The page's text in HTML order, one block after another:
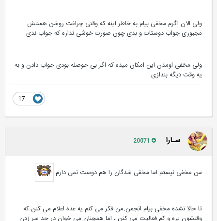
ولی الان اگرم مخفی بیام به خاطر اینه که وقتی چراغت روشن هستش
مجبوری جواب دوستات و بدی چون صورت خوشی نداره که جواب ندی
ولی مخفی اومدن این امکان میده که اگر بی حوصله بودی جواب دادن و به
یه وقت دیگه بندازی
سـارا
من مخفی نیستم اما مخفی شدگان را هم دوست نمی دارم
تا حالا نشده مخفی بیام انجمن.من فکر می کنم یه عده اعلام می کنن که
وقتشون پره و کم فعالیت می کنن ، اما همچنان می خوان در حد سر زدن